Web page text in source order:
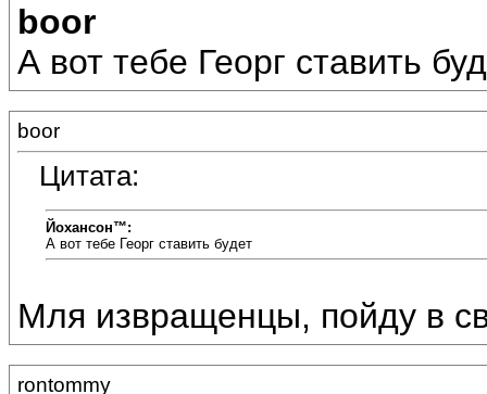
boor
А вот тебе Георг ставить
boor
Цитата:
Йохансон™:
А вот тебе Георг ставить будет
Мля извращенцы, пойду в
rontommy